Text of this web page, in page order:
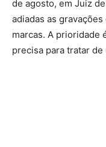
de agosto, em Juiz
adiadas as
marcas. A prioridade
precisa para tratar de